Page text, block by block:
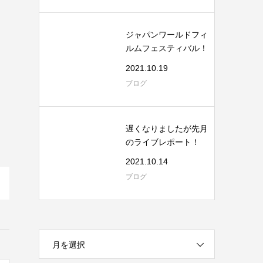
ジャパンワールドフィ
ルムフェスティバル！
2021.10.19
ブログ
遅くなりましたが先月
のライブレポート！
2021.10.14
ブログ
月を選択